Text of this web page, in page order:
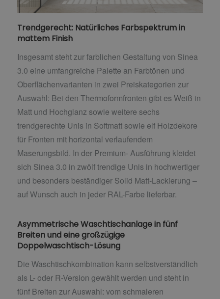
Trendgerecht: Natürliches Farbspektrum in
mattem Finish
Insgesamt steht zur farblichen Gestaltung von Sinea
3.0 eine umfangreiche Palette an Farbtönen und
Oberflächenvarianten in zwei Preiskategorien zur
Auswahl: Bei den Thermoformfronten gibt es Weiß in
Matt und Hochglanz sowie weitere sechs
trendgerechte Unis in Softmatt sowie elf Holzdekore
für Fronten mit horizontal verlaufendem
Maserungsbild. In der Premium- Ausführung kleidet
sich Sinea 3.0 in zwölf trendige Unis in hochwertiger
und besonders beständiger Solid Matt-Lackierung –
auf Wunsch auch in jeder RAL-Farbe lieferbar.
Asymmetrische Waschtischanlage in fünf
Breiten und eine großzügige
Doppelwaschtisch-Lösung
Die Waschtischkombination kann selbstverständlich
als L- oder R-Version gewählt werden und steht in
fünf Breiten zur Auswahl: vom schmaleren